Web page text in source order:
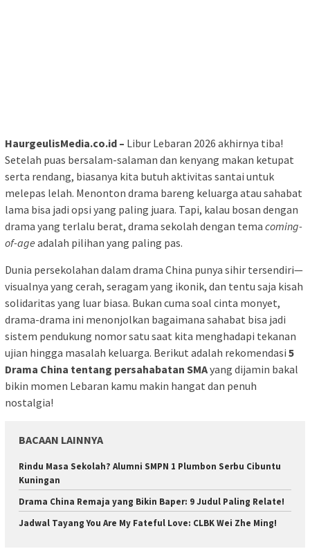
HaurgeulisMedia.co.id – Libur Lebaran 2026 akhirnya tiba!
Setelah puas bersalam-salaman dan kenyang makan ketupat
serta rendang, biasanya kita butuh aktivitas santai untuk
melepas lelah. Menonton drama bareng keluarga atau sahabat
lama bisa jadi opsi yang paling juara. Tapi, kalau bosan dengan
drama yang terlalu berat, drama sekolah dengan tema coming-
of-age adalah pilihan yang paling pas.
Dunia persekolahan dalam drama China punya sihir tersendiri—
visualnya yang cerah, seragam yang ikonik, dan tentu saja kisah
solidaritas yang luar biasa. Bukan cuma soal cinta monyet,
drama-drama ini menonjolkan bagaimana sahabat bisa jadi
sistem pendukung nomor satu saat kita menghadapi tekanan
ujian hingga masalah keluarga. Berikut adalah rekomendasi 5
Drama China tentang persahabatan SMAyang dijamin bakal
bikin momen Lebaran kamu makin hangat dan penuh
nostalgia!
BACAAN LAINNYA
Rindu Masa Sekolah? Alumni SMPN 1 Plumbon Serbu Cibuntu
Kuningan
Drama China Remaja yang Bikin Baper: 9 Judul Paling Relate!
Jadwal Tayang You Are My Fateful Love: CLBK Wei Zhe Ming!